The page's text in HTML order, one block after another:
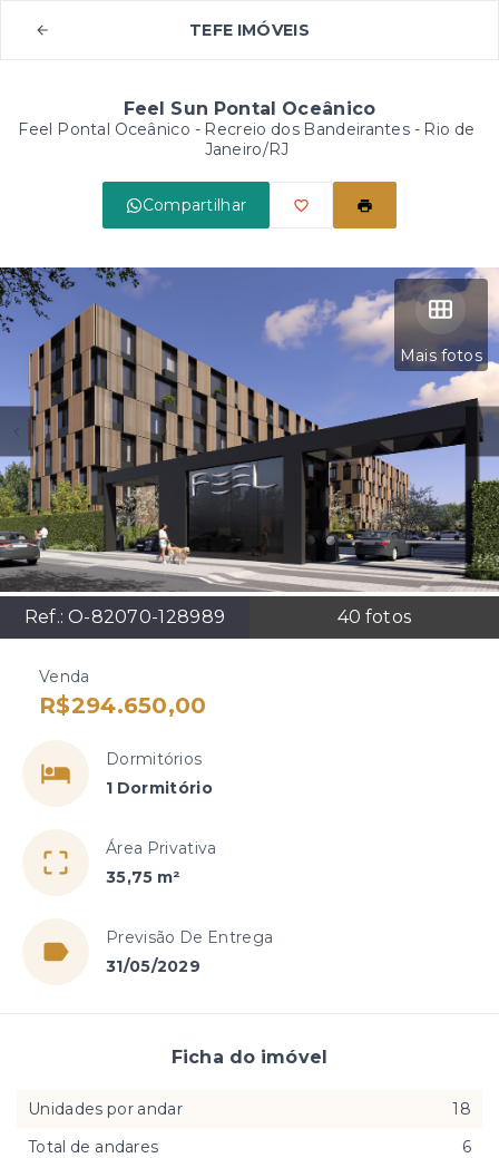
TEFE IMÓVEIS
Feel Sun Pontal Oceânico
Feel Pontal Oceânico - Recreio dos Bandeirantes - Rio de
Janeiro/RJ
Compartilhar
Mais fotos
Ref.: O-82070-128989 40 fotos
Venda
R$294.650,00
Dormitórios
1 Dormitório
Área Privativa
35,75 m²
Previsão De Entrega
31/05/2029
Ficha do imóvel
Unidades por andar
18
Total de andares
6